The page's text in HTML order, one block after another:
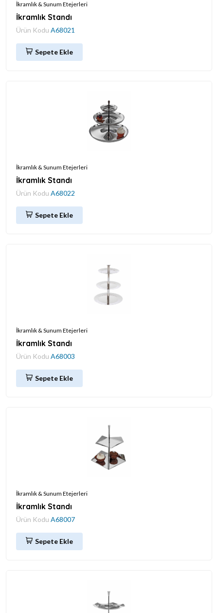
İkramlık & Sunum Etejerleri
İkramlık Standı
Ürün Kodu A68021
Sepete Ekle
İkramlık & Sunum Etejerleri
İkramlık Standı
Ürün Kodu A68022
Sepete Ekle
İkramlık & Sunum Etejerleri
İkramlık Standı
Ürün Kodu A68003
Sepete Ekle
İkramlık & Sunum Etejerleri
İkramlık Standı
Ürün Kodu A68007
Sepete Ekle